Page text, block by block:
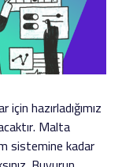
hazırladığımız
Malta
sistemine kadar